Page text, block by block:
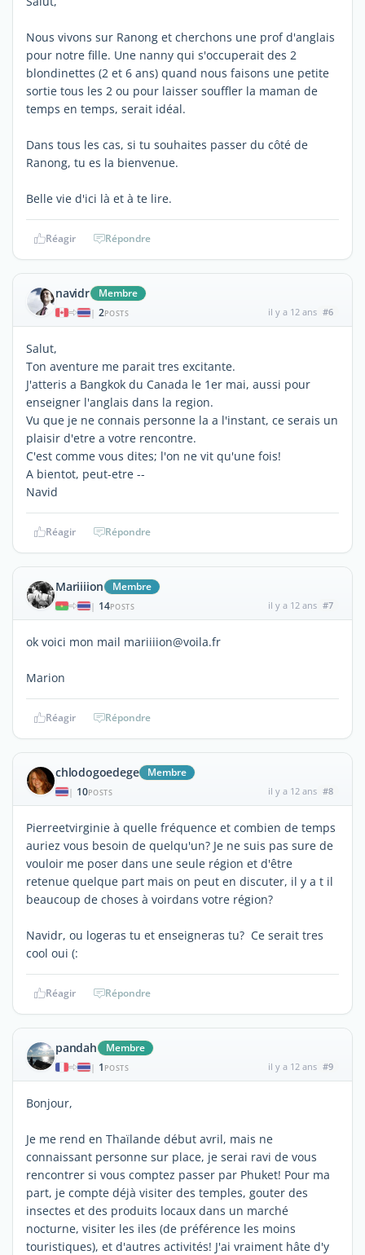
Nous vivons sur Ranong et cherchons une prof d'anglais
pour notre fille. Une nanny qui s'occuperait des 2
blondinettes (2 et 6 ans) quand nous faisons une petite
sortie tous les 2 ou pour laisser souffler la maman de
temps en temps, serait idéal.
Dans tous les cas, si tu souhaites passer du côté de
Ranong, tu es la bienvenue.
Belle vie d'ici là et à te lire.
Réagir Répondre
navidr Membre
| 2POSTS il y a 12 ans #6
Salut,
Ton aventure me parait tres excitante.
J'atteris a Bangkok du Canada le 1er mai, aussi pour
enseigner l'anglais dans la region.
Vu que je ne connais personne la a l'instant, ce serais un
plaisir d'etre a votre rencontre.
C'est comme vous dites; l'on ne vit qu'une fois!
A bientot, peut-etre --
Navid
Réagir Répondre
Mariiiion Membre
| 14POSTS il y a 12 ans #7
ok voici mon mail mariiiion@voila.fr
Marion
Réagir Répondre
chlodogoedege Membre
| 10POSTS il y a 12 ans #8
Pierreetvirginie à quelle fréquence et combien de temps
auriez vous besoin de quelqu'un? Je ne suis pas sure de
vouloir me poser dans une seule région et d'être
retenue quelque part mais on peut en discuter, il y a t il
beaucoup de choses à voirdans votre région?
Navidr, ou logeras tu et enseigneras tu? Ce serait tres
cool oui (:
Réagir Répondre
pandah Membre
| 1 POSTS il y a 12 ans #9
Bonjour,
Je me rend en Thaïlande début avril, mais ne
connaissant personne sur place, je serai ravi de vous
rencontrer si vous comptez passer par Phuket! Pour ma
part, je compte déjà visiter des temples, gouter des
insectes et des produits locaux dans un marché
nocturne, visiter les iles (de préférence les moins
touristiques), et d'autres activités! J'ai vraiment hâte d'y